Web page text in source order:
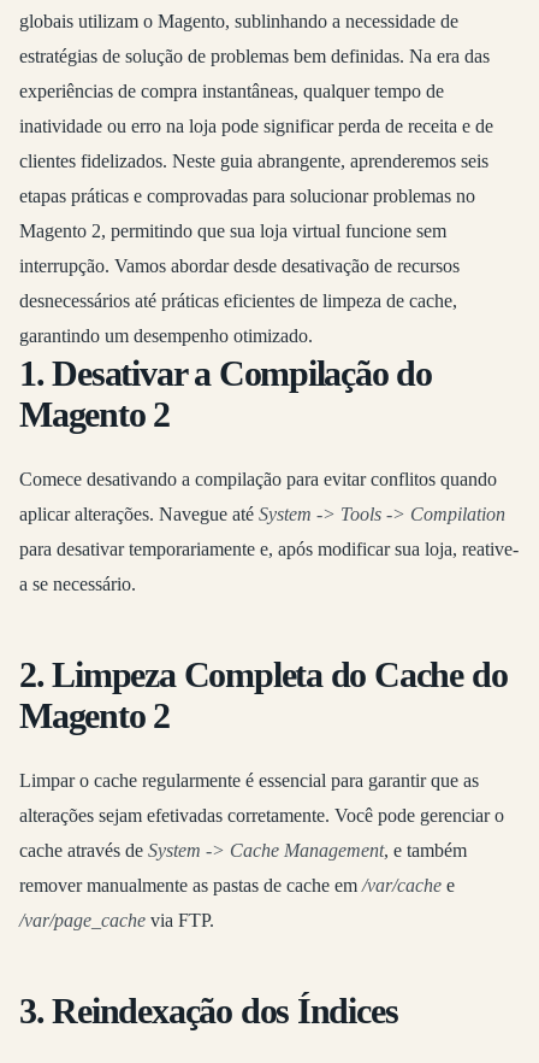
globais utilizam o Magento, sublinhando a necessidade de
estratégias de solução de problemas bem definidas. Na era das
experiências de compra instantâneas, qualquer tempo de
inatividade ou erro na loja pode significar perda de receita e de
clientes fidelizados. Neste guia abrangente, aprenderemos seis
etapas práticas e comprovadas para solucionar problemas no
Magento 2, permitindo que sua loja virtual funcione sem
interrupção. Vamos abordar desde desativação de recursos
desnecessários até práticas eficientes de limpeza de cache,
garantindo um desempenho otimizado.
1. Desativar a Compilação do
Magento 2
Comece desativando a compilação para evitar conflitos quando
aplicar alterações. Navegue até System -> Tools -> Compilation
para desativar temporariamente e, após modificar sua loja, reative-
a se necessário.
2. Limpeza Completa do Cache do
Magento 2
Limpar o cache regularmente é essencial para garantir que as
alterações sejam efetivadas corretamente. Você pode gerenciar o
cache através de System -> Cache Management, e também
remover manualmente as pastas de cache em/var/cache e
/var/page_cache via FTP.
3. Reindexação dos Índices